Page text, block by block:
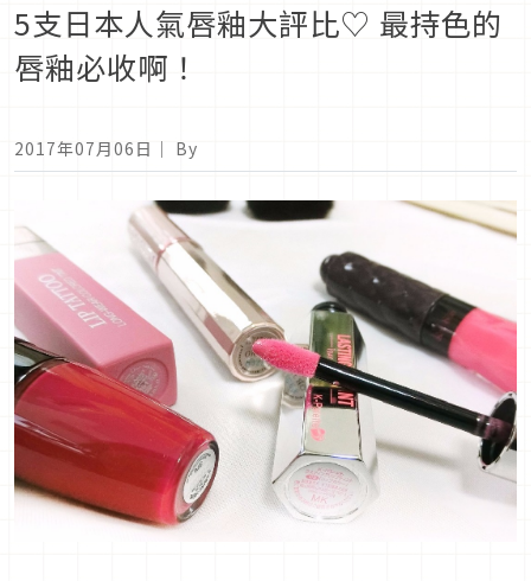
5支日本人氣唇釉大評比♡ 最持色的
唇釉必收啊！
2017年07月06日 ｜ By